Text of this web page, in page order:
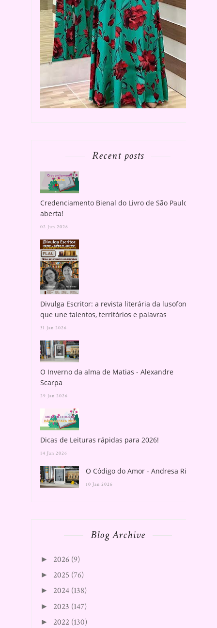
Recent posts
Credenciamento Bienal do Livro de São Paulo
aberta!
02 Jun 2026
Divulga Escritor: a revista literária da lusofonia
que une talentos, territórios e palavras
31 Jan 2026
O Inverno da alma de Matias - Alexandre
Scarpa
29 Jan 2026
Dicas de Leituras rápidas para 2026!
14 Jan 2026
O Código do Amor - Andresa Rios
10 Jan 2026
Blog Archive
► 2026 (9)
► 2025 (76)
► 2024 (138)
► 2023 (147)
► 2022 (130)